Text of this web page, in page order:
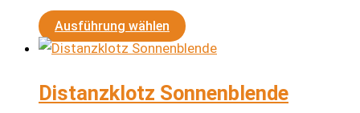
Ausführung wählen
Dieses
Produkt
mehrere
Distanzklotz Sonnenblende